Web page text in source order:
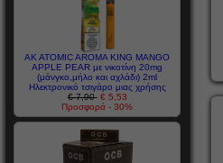
AK ATOMIC AROMA KING MANGO
APPLE PEAR με νικοτίνη 20mg
(μάνγκο,μήλο και αχλάδι) 2ml
Ηλεκτρονικό τσιγάρο μιας χρήσης
€ 7,90 € 5,53
Προσφορά - 30%